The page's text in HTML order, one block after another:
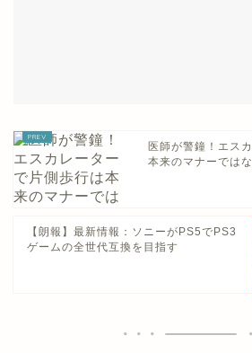
医師が警鐘！エス
本来のマナーでは
【朗報】最新情報：ソニーがPS5でPS3
ゲームの全世代互換を目指す